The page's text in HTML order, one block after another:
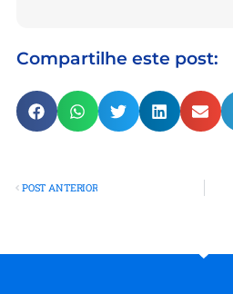
Compartilhe este post:
POST ANTERIOR